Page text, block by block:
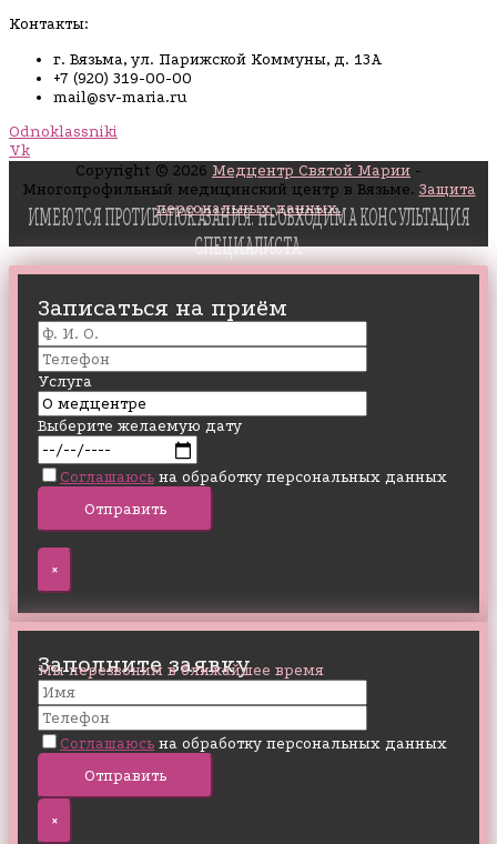
Контакты:
г. Вязьма, ул. Парижской Коммуны, д. 13А
+7 (920) 319-00-00
mail@sv-maria.ru
Odnoklassniki
Vk
Copyright © 2026 Медцентр Святой Марии -
Многопрофильный медицинский центр в Вязьме. Защита
персональных данных.
ИМЕЮТСЯ ПРОТИВОПОКАЗАНИЯ. НЕОБХОДИМА КОНСУЛЬТАЦИЯ
СПЕЦИАЛИСТА.
Записаться на приём
Услуга
Выберите желаемую дату
Соглашаюсь на обработку персональных данных
×
Заполните заявку
Мы перезвоним в ближайшее время
Соглашаюсь на обработку персональных данных
×